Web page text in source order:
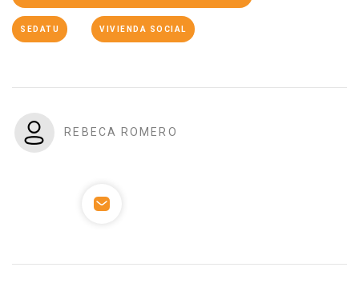
SEDATU VIVIENDA SOCIAL
REBECA ROMERO